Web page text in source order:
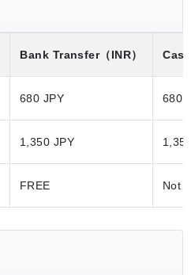
Bank Transfer（INR）
680 JPY 680
1,350 JPY
FREE Not